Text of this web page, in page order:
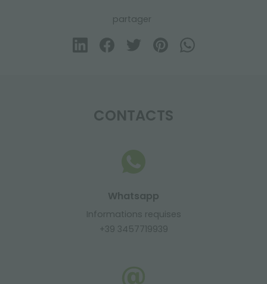
partager
CONTACTS
Whatsapp
Informations requises
+39 3457719939